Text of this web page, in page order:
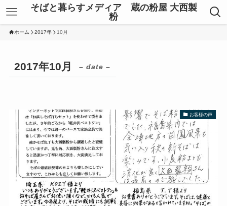
そばと暮らすメディア 蔵の粉屋 大西製
粉
ホーム 2017年 10月
2017年10月 – date –
お客様の声